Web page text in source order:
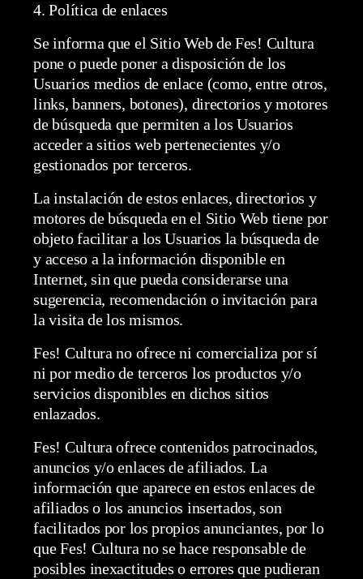
4. Política de enlaces
Se informa que el Sitio Web de Fes! Cultura
pone o puede poner a disposición de los
Usuarios medios de enlace (como, entre otros,
links, banners, botones), directorios y motores
de búsqueda que permiten a los Usuarios
acceder a sitios web pertenecientes y/o
gestionados por terceros.
La instalación de estos enlaces, directorios y
motores de búsqueda en el Sitio Web tiene por
objeto facilitar a los Usuarios la búsqueda de
y acceso a la información disponible en
Internet, sin que pueda considerarse una
sugerencia, recomendación o invitación para
la visita de los mismos.
Fes! Cultura no ofrece ni comercializa por sí
ni por medio de terceros los productos y/o
servicios disponibles en dichos sitios
enlazados.
Fes! Cultura ofrece contenidos patrocinados,
anuncios y/o enlaces de afiliados. La
información que aparece en estos enlaces de
afiliados o los anuncios insertados, son
facilitados por los propios anunciantes, por lo
que Fes! Cultura no se hace responsable de
posibles inexactitudes o errores que pudieran